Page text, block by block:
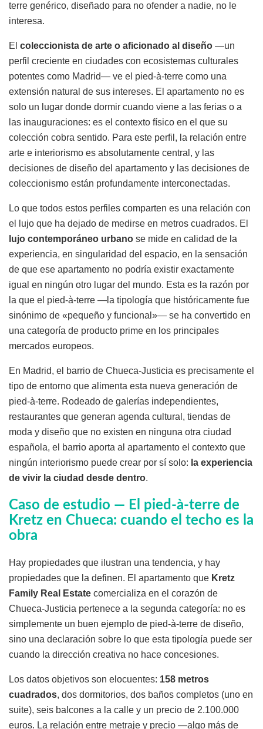
terre genérico, diseñado para no ofender a nadie, no le
interesa.
El coleccionista de arte o aficionado al diseño —un
perfil creciente en ciudades con ecosistemas culturales
potentes como Madrid— ve el pied-à-terre como una
extensión natural de sus intereses. El apartamento no es
solo un lugar donde dormir cuando viene a las ferias o a
las inauguraciones: es el contexto físico en el que su
colección cobra sentido. Para este perfil, la relación entre
arte e interiorismo es absolutamente central, y las
decisiones de diseño del apartamento y las decisiones de
coleccionismo están profundamente interconectadas.
Lo que todos estos perfiles comparten es una relación con
el lujo que ha dejado de medirse en metros cuadrados. El
lujo contemporáneo urbano se mide en calidad de la
experiencia, en singularidad del espacio, en la sensación
de que ese apartamento no podría existir exactamente
igual en ningún otro lugar del mundo. Esta es la razón por
la que el pied-à-terre —la tipología que históricamente fue
sinónimo de «pequeño y funcional»— se ha convertido en
una categoría de producto prime en los principales
mercados europeos.
En Madrid, el barrio de Chueca-Justicia es precisamente el
tipo de entorno que alimenta esta nueva generación de
pied-à-terre. Rodeado de galerías independientes,
restaurantes que generan agenda cultural, tiendas de
moda y diseño que no existen en ninguna otra ciudad
española, el barrio aporta al apartamento el contexto que
ningún interiorismo puede crear por sí solo: la experiencia
de vivir la ciudad desde dentro.
Caso de estudio — El pied-à-terre de
Kretz en Chueca: cuando el techo es la
obra
Hay propiedades que ilustran una tendencia, y hay
propiedades que la definen. El apartamento que Kretz
Family Real Estate comercializa en el corazón de
Chueca-Justicia pertenece a la segunda categoría: no es
simplemente un buen ejemplo de pied-à-terre de diseño,
sino una declaración sobre lo que esta tipología puede ser
cuando la dirección creativa no hace concesiones.
Los datos objetivos son elocuentes: 158 metros
cuadrados, dos dormitorios, dos baños completos (uno en
suite), seis balcones a la calle y un precio de 2.100.000
euros. La relación entre metraje y precio —algo más de